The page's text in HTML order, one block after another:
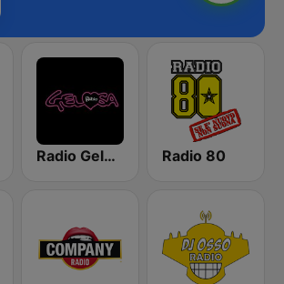
Radio Gelosa Radio 80